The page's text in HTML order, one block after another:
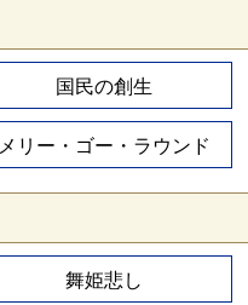
国民の創生
メリー・ゴー・ラウンド
舞姫悲し